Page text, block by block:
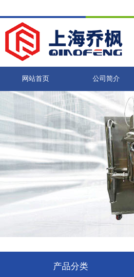
网站首页 公司简介
产品分类